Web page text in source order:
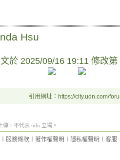
Hsu
於 2025/09/16 19:11 修改第
引用網址：https://city.udn.com/
，不代表 udn 立場。
服務條款 著作權聲明 隱私權聲明 客服